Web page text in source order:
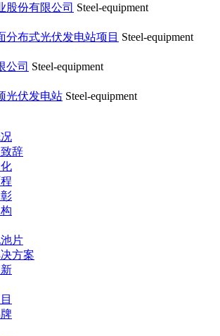
股份有限公司 Steel-equipment
分布式光伏发电站项目 Steel-equipment
公司 Steel-equipment
光伏发电站 Steel-equipment
辞
片
方案